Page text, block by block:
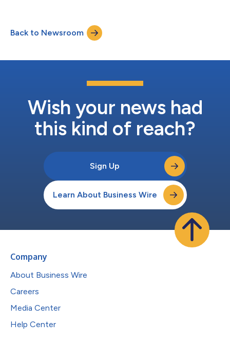
Industry Symposium bij de Deense ambassade in Washington
D.C., wordt een Europese entiteit met hoofdkantoor in
Kopenhagen, Denemarken. Deze strategische uitbreiding...
Back to Newsroom
Wish your news had
this kind of reach?
Sign Up
Learn About Business Wire
Company
About Business Wire
Careers
Media Center
Help Center